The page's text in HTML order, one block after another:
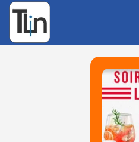
Rechercher